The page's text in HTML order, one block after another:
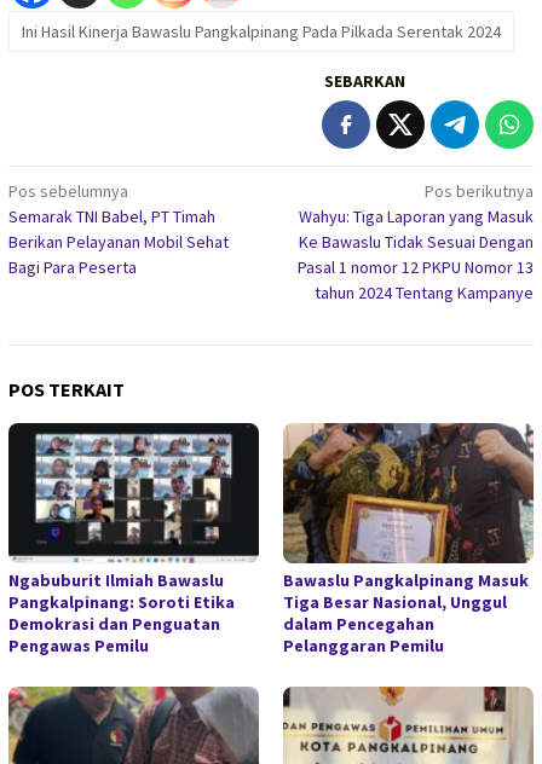
Ini Hasil Kinerja Bawaslu Pangkalpinang Pada Pilkada Serentak 2024
SEBARKAN
Navigasi
pos
Pos sebelumnya
Semarak TNI Babel, PT Timah
Berikan Pelayanan Mobil Sehat
Bagi Para Peserta
Pos berikutnya
Wahyu: Tiga Laporan yang Masuk
Ke Bawaslu Tidak Sesuai Dengan
Pasal 1 nomor 12 PKPU Nomor 13
tahun 2024 Tentang Kampanye
POS TERKAIT
Ngabuburit Ilmiah Bawaslu
Pangkalpinang: Soroti Etika
Demokrasi dan Penguatan
Pengawas Pemilu
Bawaslu Pangkalpinang Masuk
Tiga Besar Nasional, Unggul
dalam Pencegahan
Pelanggaran Pemilu